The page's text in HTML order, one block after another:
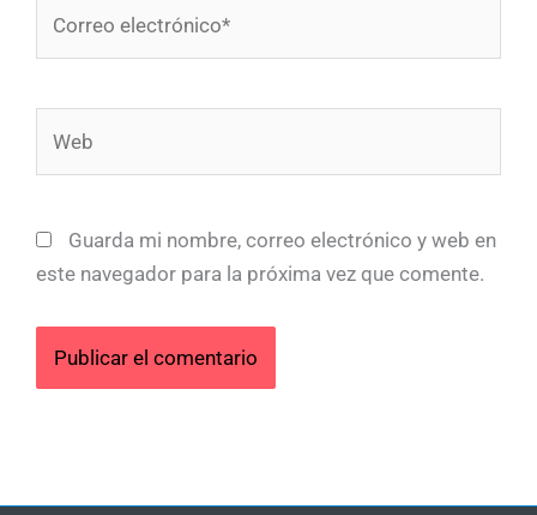
Guarda mi nombre, correo electrónico y web en
este navegador para la próxima vez que comente.